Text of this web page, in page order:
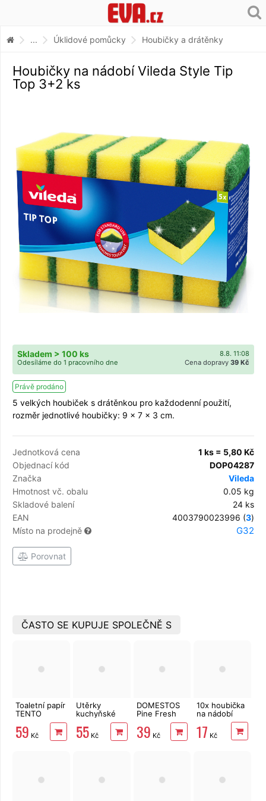
... Úklidové pomůcky Houbičky a drátěnky
Houbičky na nádobí Vileda Style Tip
Top 3+2 ks
8.8. 11:08
Skladem > 100 ks
Cena dopravy 39 Kč
Odesíláme do 1 pracovního dne
Právě prodáno
5 velkých houbiček s drátěnkou pro každodenní použití,
rozměr jednotlivé houbičky: 9 x 7 x 3 cm.
Jednotková cena
1 ks = 5,80 Kč
Objednací kód
DOP04287
Značka
Vileda
Hmotnost vč. obalu
0.05 kg
Skladové balení
24 ks
EAN
4003790023996 (3)
Místo na prodejně
G32
Porovnat
ČASTO SE KUPUJE SPOLEČNĚ S
Toaletní papír
TENTO
3vrstvý 8 rolí,
144 m
59 Kč
Utěrky
kuchyňské
TENTO Extra
Strong
3vrstvé, 2
55Kč
DOMESTOS
Pine Fresh
39 Kč
10x houbička
na nádobí
17 Kč